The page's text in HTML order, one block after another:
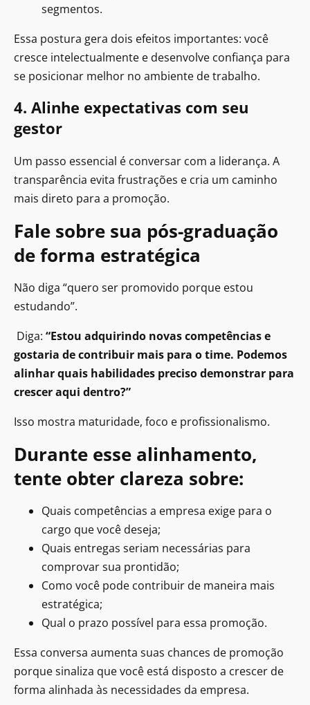
segmentos.
Essa postura gera dois efeitos importantes: você
cresce intelectualmente e desenvolve confiança para
se posicionar melhor no ambiente de trabalho.
4. Alinhe expectativas com seu
gestor
Um passo essencial é conversar com a liderança. A
transparência evita frustrações e cria um caminho
mais direto para a promoção.
Fale sobre sua pós-graduação
de forma estratégica
Não diga “quero ser promovido porque estou
estudando”.
Diga: “Estou adquirindo novas competências e
gostaria de contribuir mais para o time. Podemos
alinhar quais habilidades preciso demonstrar para
crescer aqui dentro?”
Isso mostra maturidade, foco e profissionalismo.
Durante esse alinhamento,
tente obter clareza sobre:
Quais competências a empresa exige para o
cargo que você deseja;
Quais entregas seriam necessárias para
comprovar sua prontidão;
Como você pode contribuir de maneira mais
estratégica;
Qual o prazo possível para essa promoção.
Essa conversa aumenta suas chances de promoção
porque sinaliza que você está disposto a crescer de
forma alinhada às necessidades da empresa.